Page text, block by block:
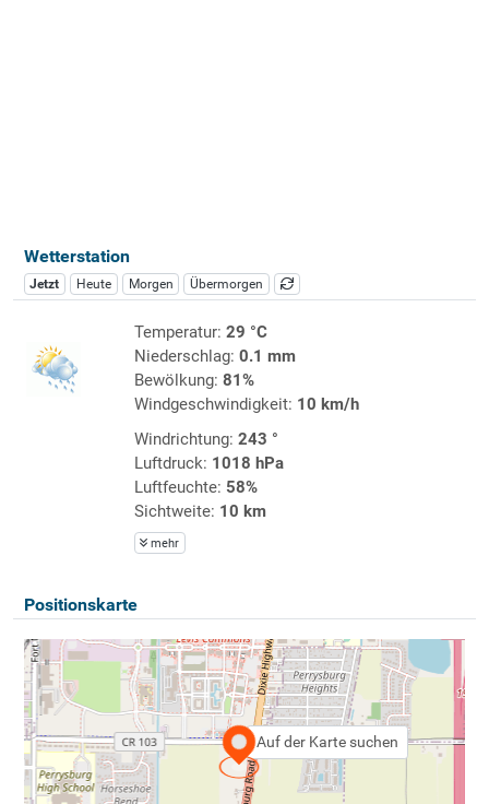
Wetterstation
Jetzt Heute Morgen Übermorgen
Temperatur: 29 °C
Niederschlag: 0.1 mm
Bewölkung: 81%
Windgeschwindigkeit: 10 km/h
Windrichtung: 243 °
Luftdruck: 1018 hPa
Luftfeuchte: 58%
Sichtweite: 10 km
mehr
Positionskarte
Auf der Karte suchen